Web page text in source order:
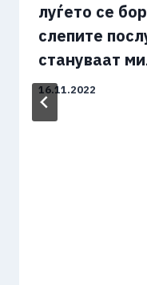
луѓето се
слепите
стануваат
16.11.2022